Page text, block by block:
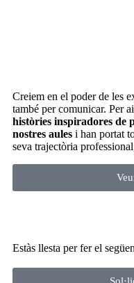
Creiem en el poder de les
també per comunicar. Per
històries inspiradores de
nostres aules i han portat
seva trajectòria
Estàs llesta per fer el